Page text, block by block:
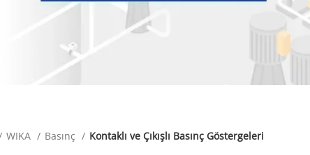
WIKA Basınç Kontaklı ve Çıkışlı Basınç Göstergeleri